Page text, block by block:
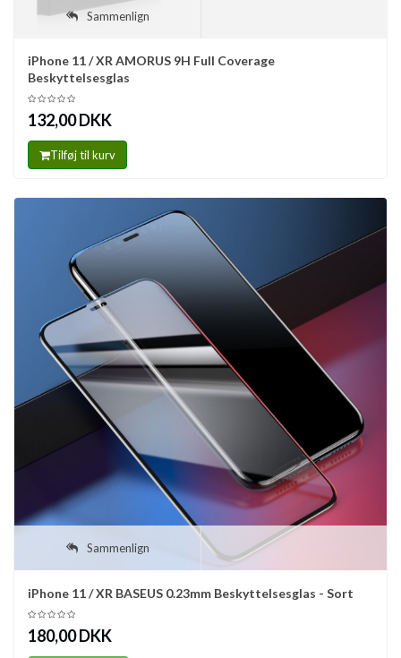
Sammenlign
iPhone 11 / XR AMORUS 9H Full Coverage
Beskyttelsesglas
132,00 DKK
Tilføj til kurv
Sammenlign
iPhone 11 / XR BASEUS 0.23mm Beskyttelsesglas - Sort
180,00 DKK